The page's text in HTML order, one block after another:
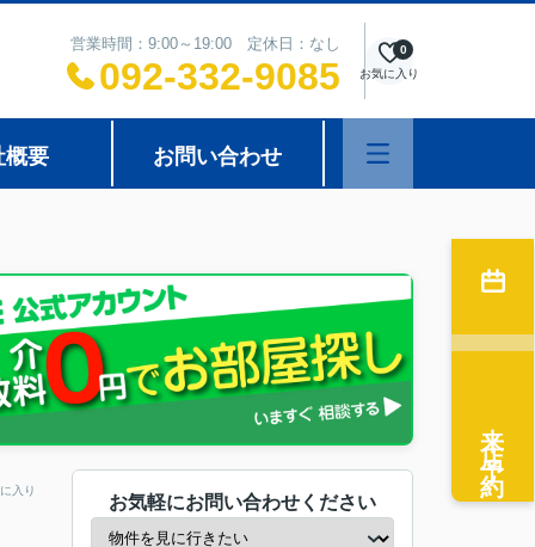
営業時間：9:00～19:00 定休日：なし
092-332-9085 お気に入り
0
概要 お問い合わせ
入り
お気軽にお問い合わせください
来店予約